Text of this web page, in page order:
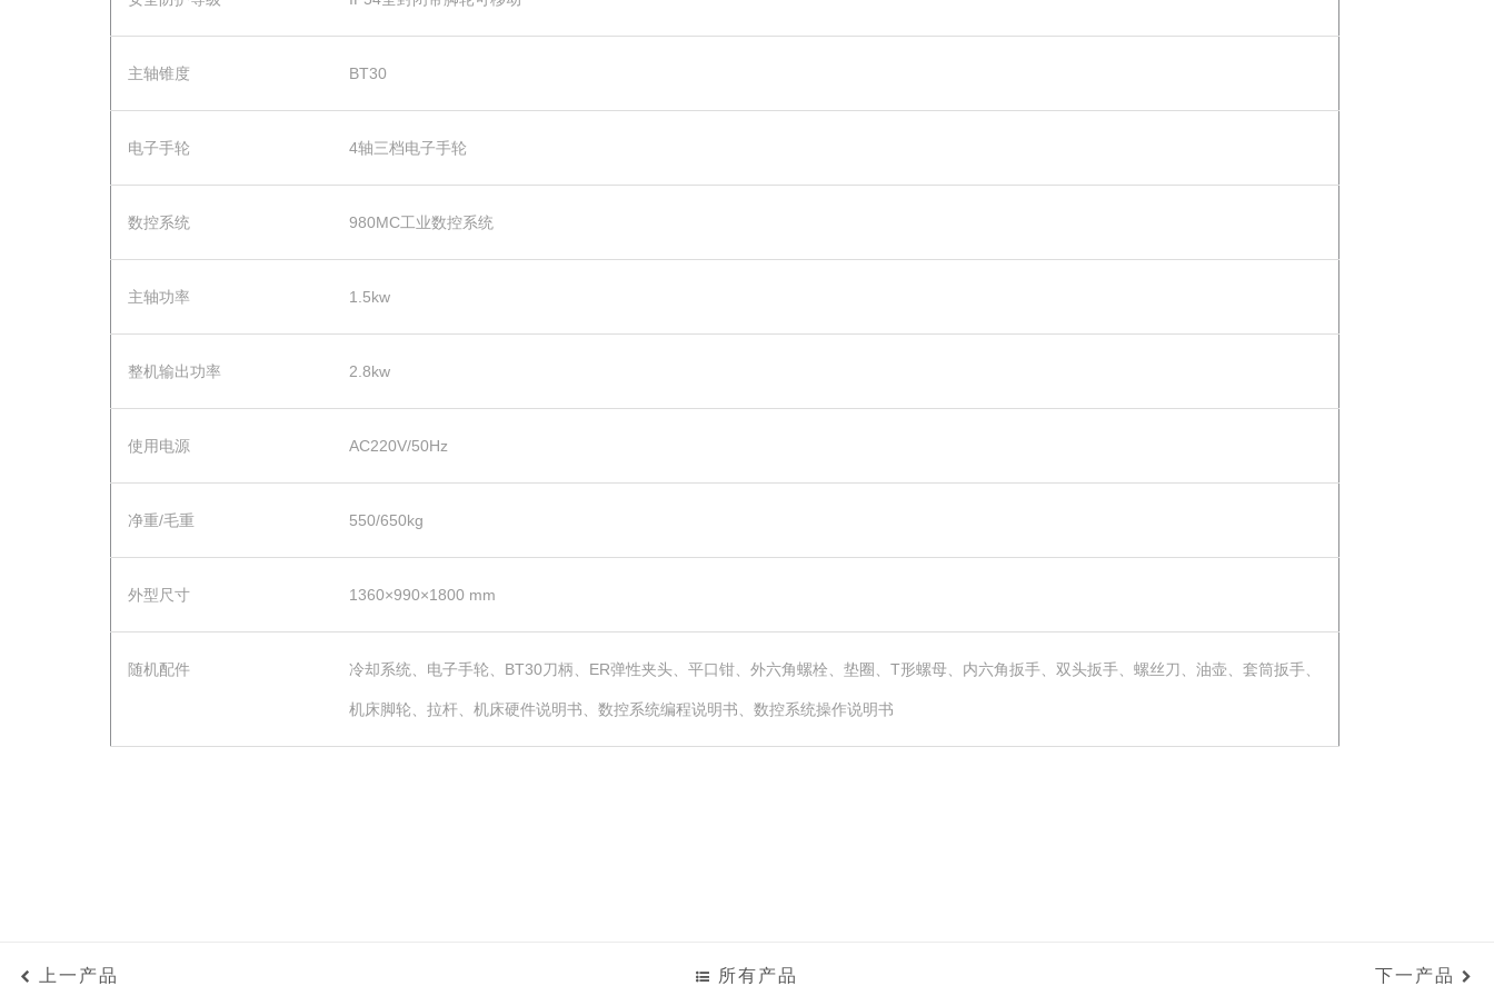
主轴锥度 BT30
电子手轮 4轴三档电子手轮
数控系统 980MC工业数控系统
主轴功率 1.5kw
整机输出功率 2.8kw
使用电源 AC220V/50Hz
净重/毛重 550/650kg
外型尺寸 1360×990×1800 mm
随机配件 冷却系统、电子手轮、BT30刀柄、ER弹性夹头、平口钳、外六角螺栓、垫圈、T形螺母、内六角扳手、双头扳手、螺丝刀、油壶、套筒扳手、
机床脚轮、拉杆、机床硬件说明书、数控系统编程说明书、数控系统操作说明书
上一产品 所有产品 下一产品